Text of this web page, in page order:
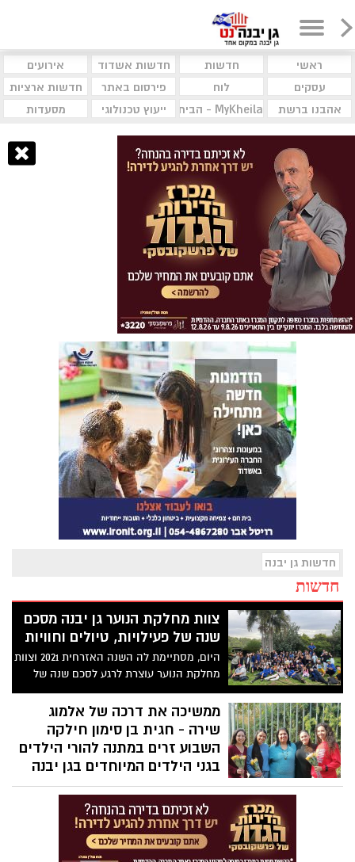
ראשי חדשות חדשות אשדוד
אירועים
עסקים
לוח פירסום באתר
חדשות ארציות
אהבנו ברשת
MyKheila - הבית לעסקים וקהילות ייעוץ טכנולוגי מסעדות
חדשות גן יבנה
חדשות
צוות מחלקת הנוער גן יבנה מסכם
שנה של פעילויות, טיולים וחוויות
היום, מסתיימת לה השנה האזרחית 2021 וצוות
מחלקת הנוער עוצרת לרגע לסכם שנה של
פעילויות שוות, הפעלות, הופעות, תוכן שווה,
יציאות, פינוקים והפתעות עם סרטון מדליק
במיוחד.
ממשיכה את דרכה של אלמוג
שירה - חגית בן סימון חילקה
השבוע זרים במתנה להורי הילדים
בגני הילדים המיוחדים בגן יבנה
ארבעה חודשים לאחר שאיבדה את בתה
אלמוג שירה, חילקה היום חגית בן סימון
מעצבת הפרחים המוכשרת ומתנדבת בולטת
בקבוצת הרלשי"יות זרי פרחים להורי הילדים
בגני החינוך המיוחד והמעון השיקומי בגן יבנה.